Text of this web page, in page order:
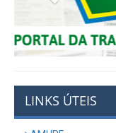
Previous
LINKS ÚTEIS